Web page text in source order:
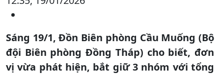
Sáng 19/1, Đồn Biên phòng Cầu Muống (Bộ
đội Biên phòng Đồng Tháp) cho biết, đơn
vị vừa phát hiện, bắt giữ 3 nhóm với tổng